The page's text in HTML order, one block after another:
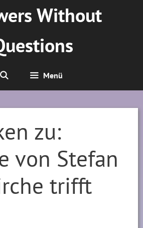
Without
Menü
zu:
von Stefan
trifft